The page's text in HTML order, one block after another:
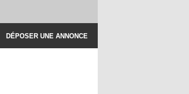
DÉPOSER UNE ANNONCE